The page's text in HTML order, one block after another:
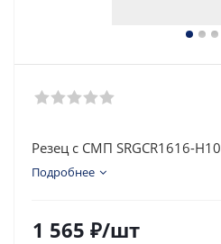
Резец с СМП SRGCR1616-H10
Подробнее
1 565 ₽/шт